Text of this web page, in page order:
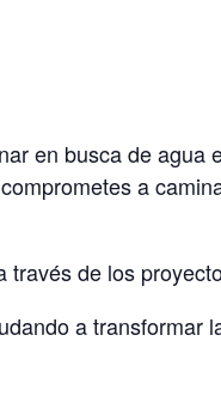
en busca de agua
a
través de los
a transformar